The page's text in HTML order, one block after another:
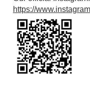
https://